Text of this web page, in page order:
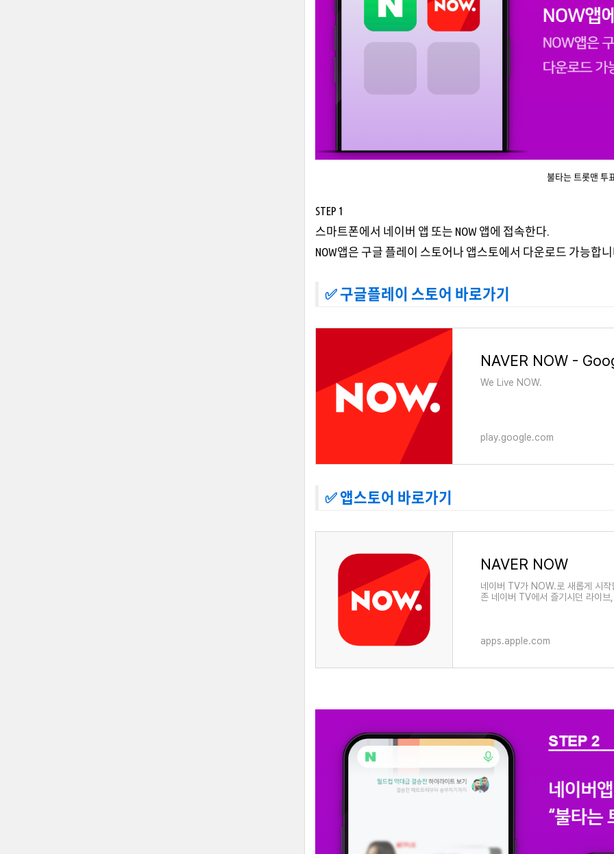
불타는 트롯맨 투
STEP 1
스마트폰에서 네이버 앱 또는 NOW 앱에 접속한다.
NOW앱은 구글 플레이 스토어나 앱스토에서 다운로드 가능합
✅ 구글플레이 스토어 바로가기
NAVER NOW -
We Live NOW.
play.google.com
✅ 앱스토어 바로가기
‎NAVER NOW
네이버 TV가 NOW.로 새롭게 시
존 네이버 TV에서 즐기시던 라이
apps.apple.com